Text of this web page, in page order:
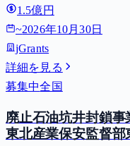
1.5億円
~2026年10月30日
jGrants
詳細を見る
募集中全国
廃止石油坑井封鎖
東北産業保安監督部